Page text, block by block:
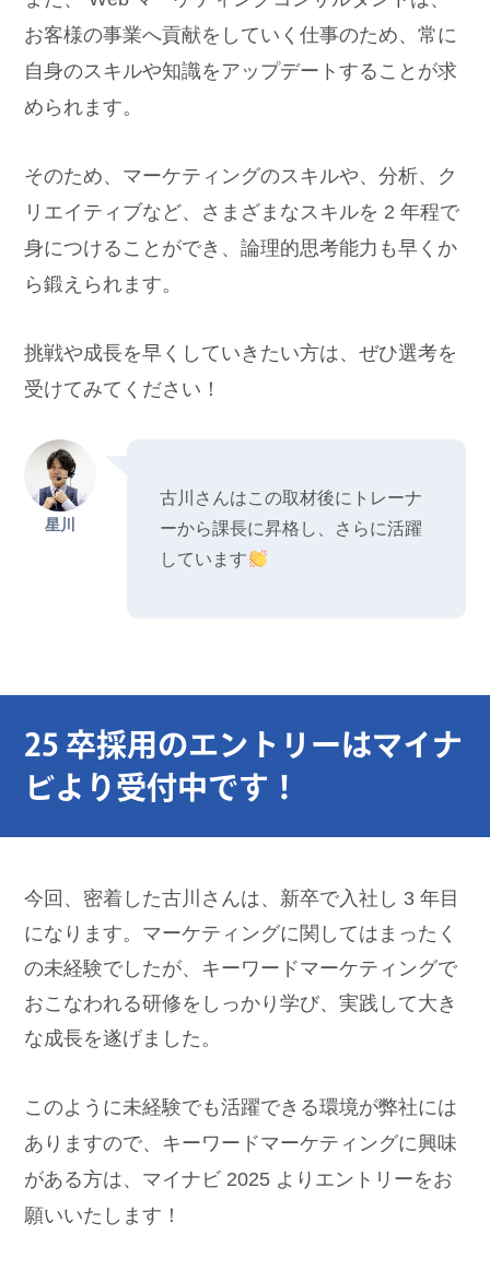
お客様の事業へ貢献をしていく仕事のため、常に
自身のスキルや知識をアップデートすることが求
められます。
そのため、マーケティングのスキルや、分析、ク
リエイティブなど、さまざまなスキルを 2 年程で
身につけることができ、論理的思考能力も早くか
ら鍛えられます。
挑戦や成長を早くしていきたい方は、ぜひ選考を
受けてみてください！
星川
古川さんはこの取材後にトレーナ
ーから課長に昇格し、さらに活躍
しています
25 卒採用のエントリーはマイナ
ビより受付中です！
今回、密着した古川さんは、新卒で入社し 3 年目
になります。マーケティングに関してはまったく
の未経験でしたが、キーワードマーケティングで
おこなわれる研修をしっかり学び、実践して大き
な成長を遂げました。
このように未経験でも活躍できる環境が弊社には
ありますので、キーワードマーケティングに興味
がある方は、マイナビ 2025 よりエントリーをお
願いいたします！